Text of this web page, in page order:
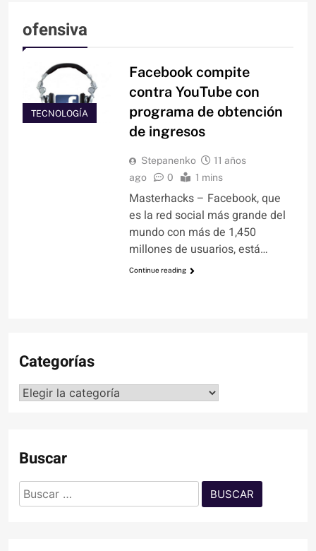
ofensiva
TECNOLOGÍA
Facebook compite
contra YouTube con
programa de obtención
de ingresos
Stepanenko
11 años
ago
0 1 mins
Masterhacks – Facebook, que
es la red social más grande del
mundo con más de 1,450
millones de usuarios, está…
Continue reading
Categorías
Categorías
Buscar
Buscar: